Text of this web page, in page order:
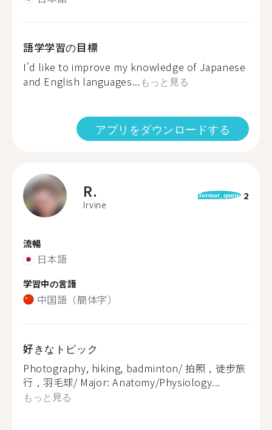
語学学習の目標
I'd like to improve my knowledge of Japanese
and English languages...もっと見る
アプリをダウンロードする
R.
Irvine
format_quote 2
流暢
日本語
学習中の言語
中国語（簡体字）
好きなトピック
Photography, hiking, badminton/ 拍照，徒步旅
行，羽毛球/ Major: Anatomy/Physiology...
もっと見る